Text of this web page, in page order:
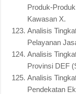
Produk-
Kawasan X.
Analisis
Pelayanan
Analisis
Provinsi DEF
Analisis
Pendekatan